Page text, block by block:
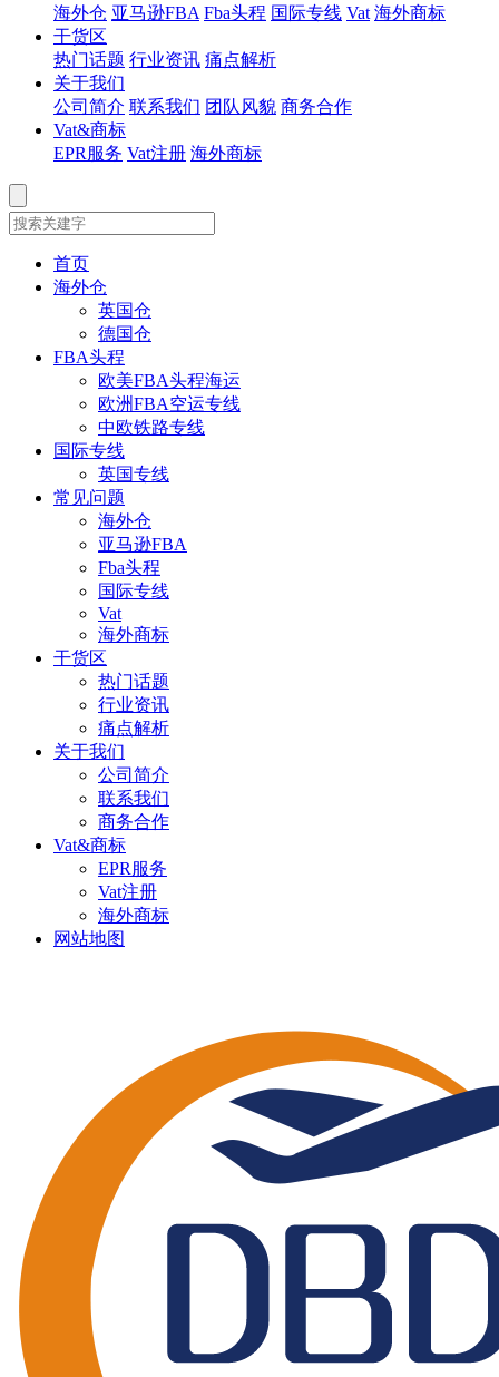
海外仓 亚马逊FBA Fba头程 国际专线 Vat 海外商标
干货区
热门话题 行业资讯 痛点解析
关于我们
公司简介 联系我们 团队风貌 商务合作
Vat&商标
EPR服务 Vat注册 海外商标
首页
海外仓
英国仓
德国仓
FBA头程
欧美FBA头程海运
欧洲FBA空运专线
中欧铁路专线
国际专线
英国专线
常见问题
海外仓
亚马逊FBA
Fba头程
国际专线
Vat
海外商标
干货区
热门话题
行业资讯
痛点解析
关于我们
公司简介
联系我们
商务合作
Vat&商标
EPR服务
Vat注册
海外商标
网站地图